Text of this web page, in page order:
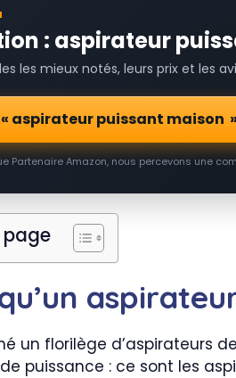
: aspirateur
les mieux notés, leurs prix et les
aspirateur puissant maison
Partenaire Amazon, nous percevons une
un florilège d’aspirateurs
puissance : ce sont les